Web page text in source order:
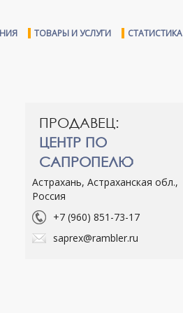
ТОВАРЫ И УСЛУГИ СТАТИСТИКА
ПРОДАВЕЦ:
ЦЕНТР ПО
САПРОПЕЛЮ
Астрахань, Астраханская обл.,
Россия
+7 (960) 851-73-17
saprex@rambler.ru